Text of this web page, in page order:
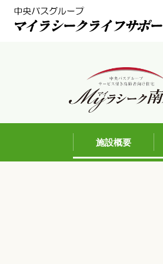
施設概要